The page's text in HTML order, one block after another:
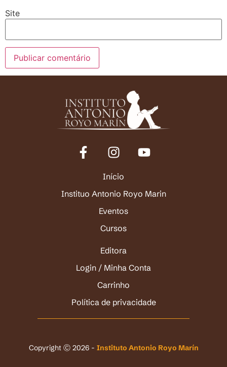
Site
Início
Instituo Antonio Royo Marin
Eventos
Cursos
Editora
Login / Minha Conta
Carrinho
Política de privacidade
Copyright Ⓒ 2026 - Instituto Antonio Royo Marín